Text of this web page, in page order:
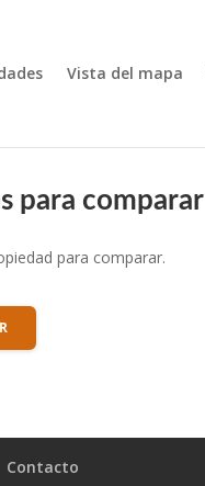
Vista del mapa
para comparar
para comparar.
Contacto